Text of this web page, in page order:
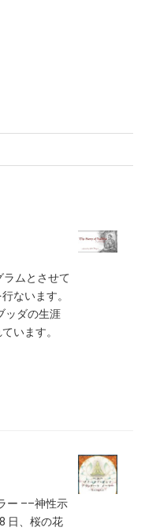
ムとさせて
ないます。
ッダの生涯
います。
ー ––神性示
日、桜の花